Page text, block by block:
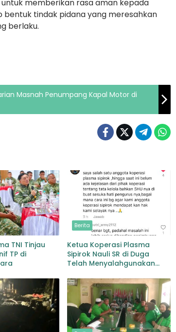
memberikan rasa aman kepada
tindak pidana yang meresahkan
berlaku.
Masnah Penumpang Kapal Motor di
TNI Tinjau
TP di
Berita
Ketua Koperasi Plasma
Sipirok Nauli SR di Duga
Telah Menyalahgunakan